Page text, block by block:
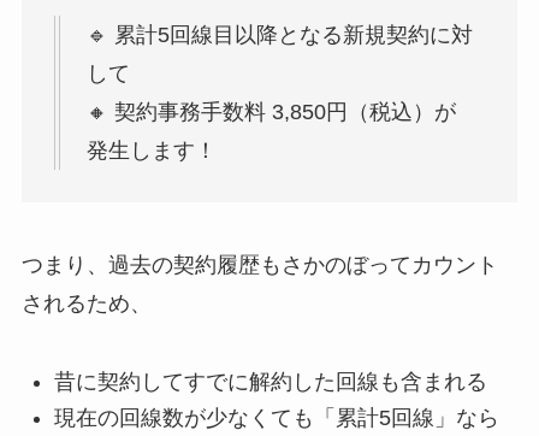
🔹 累計5回線目以降となる新規契約に対
して
🔸 契約事務手数料 3,850円（税込）が
発生します！
つまり、過去の契約履歴もさかのぼってカウント
されるため、
昔に契約してすでに解約した回線も含まれる
現在の回線数が少なくても「累計5回線」なら